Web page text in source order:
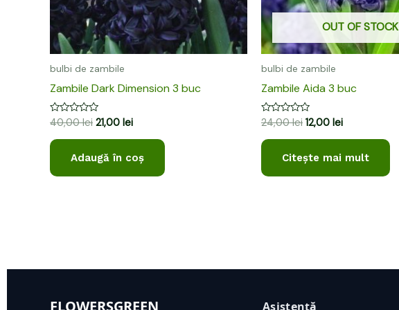
bulbi de zambile
Zambile Dark Dimension 3 buc
Evaluat
0
din
40,00lei 21,00 lei
Adaugă în coș
OUT OF STOCK
bulbi de zambile
Zambile Aida 3 buc
Evaluat
0
din
24,00lei 12,00 lei
Citește mai mult
FLOWERSGREEN Asistență